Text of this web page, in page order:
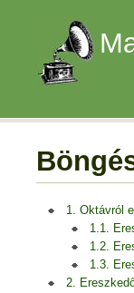
1. Oktávról
1.1.
1.2.
1.3.
2.